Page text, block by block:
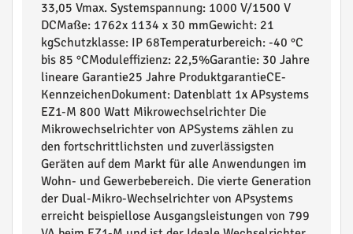
33,05 Vmax. Systemspannung: 1000 V/1500 V
DCMaße: 1762x 1134 x 30 mmGewicht: 21
kgSchutzklasse: IP 68Temperaturbereich: -40 °C
bis 85 °CModuleffizienz: 22,5%Garantie: 30 Jahre
lineare Garantie25 Jahre ProduktgarantieCE-
KennzeichenDokument: Datenblatt 1x APsystems
EZ1-M 800 Watt Mikrowechselrichter Die
Mikrowechselrichter von APSystems zählen zu
den fortschrittlichsten und zuverlässigsten
Geräten auf dem Markt für alle Anwendungen im
Wohn- und Gewerbebereich. Die vierte Generation
der Dual-Mikro-Wechselrichter von APsystems
erreicht beispiellose Ausgangsleistungen von 799